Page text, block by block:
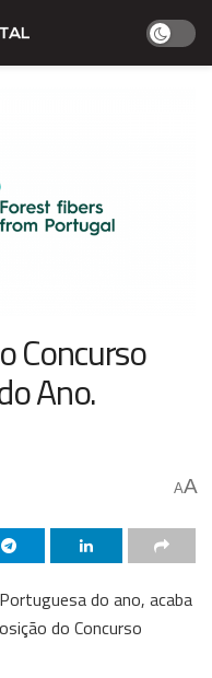
Concurso
Ano.
AA
do ano, acaba
do Concurso